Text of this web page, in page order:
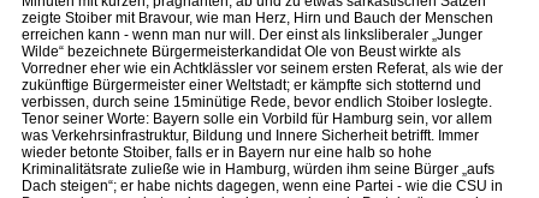
zeigte Stoiber mit Bravour, wie man Herz, Hirn und Bauch der Menschen
erreichen kann - wenn man nur will. Der einst als linksliberaler „Junger
Wilde“ bezeichnete Bürgermeisterkandidat Ole von Beust wirkte als
Vorredner eher wie ein Achtklässler vor seinem ersten Referat, als wie der
zukünftige Bürgermeister einer Weltstadt; er kämpfte sich stotternd und
verbissen, durch seine 15minütige Rede, bevor endlich Stoiber loslegte.
Tenor seiner Worte: Bayern solle ein Vorbild für Hamburg sein, vor allem
was Verkehrsinfrastruktur, Bildung und Innere Sicherheit betrifft. Immer
wieder betonte Stoiber, falls er in Bayern nur eine halb so hohe
Kriminalitätsrate zuließe wie in Hamburg, würden ihm seine Bürger „aufs
Dach steigen“; er habe nichts dagegen, wenn eine Partei - wie die CSU in